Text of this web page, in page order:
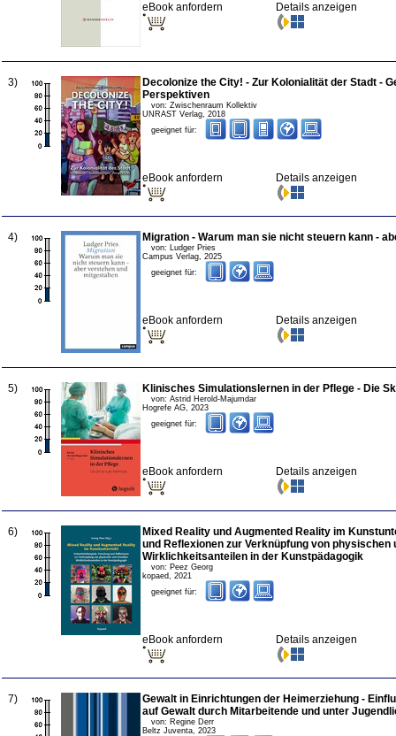
eBook anfordern Details anzeigen
3)
Decolonize the City! - Zur Kolonialität der Stadt -
Perspektiven
von: Zwischenraum Kollektiv
UNRAST Verlag, 2018
geeignet für:
eBook anfordern Details anzeigen
4) Migration - Warum man sie nicht steuern kann -
von: Ludger Pries
Campus Verlag, 2025
geeignet für:
eBook anfordern Details anzeigen
5) Klinisches Simulationslernen in der Pflege - Die
von: Astrid Herold-Majumdar
Hogrefe AG, 2023
geeignet für:
eBook anfordern Details anzeigen
6)
Mixed Reality und Augmented Reality im
und Reflexionen zur Verknüpfung von physischen
Wirklichkeitsanteilen in der Kunstpädagogik
von: Peez Georg
kopaed, 2021
geeignet für:
eBook anfordern Details anzeigen
7)
Gewalt in Einrichtungen der Heimerziehung -
auf Gewalt durch Mitarbeitende und unter
von: Regine Derr
Beltz Juventa, 2023